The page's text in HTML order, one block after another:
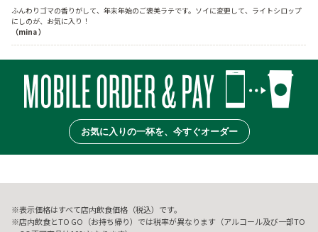
ふんわりゴマの香りがして、年末年始のご褒美ラテです。ソイに変更して、ライトシロップ
にしのが、お気に入り！
（mina ）
お気に入りの一杯を、今すぐオーダー
表示価格はすべて店内飲食価格（税込）です。
店内飲食とTO GO（お持ち帰り）では税率が異なります（アルコール及び一部TO